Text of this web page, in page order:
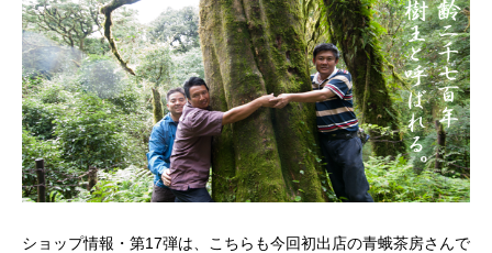
ショップ情報・第17弾は、こちらも今回初出店の青蛾茶房さんで